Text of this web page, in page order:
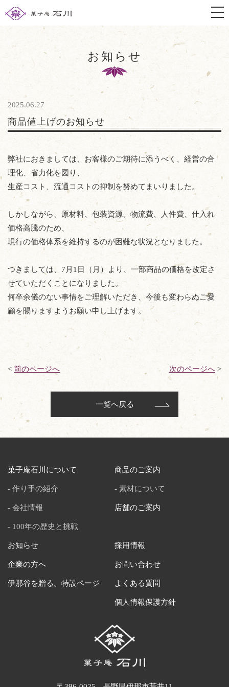
お知らせ
2025.06.27
商品値上げのお知らせ
弊社におきましては、お客様のご期待に添うべく、経営の合
理化、省力化を図り、
生産コスト、流通コストの抑制を努めてまいりました。
しかしながら、原材料、包装資源、物流費、人件費、仕入れ
価格高騰のため、
現行の価格体系を維持するのが困難な状況となりました。
つきましては、7月1日（月）より、一部商品の価格を改定さ
せていただくことになりました。
何卒余儀のない事情をご理解いただき、今後も変わらぬご愛
顧を賜りますようお願い申し上げます。
< 前のページへ 次のページへ >
一覧へ戻る
菓子庵石川について
作り手の紹介
会社情報
100年の歴史と挑戦
商品のご案内
素材について
店舗のご案内
お知らせ
企業の方へ
伊那谷を贈る。特設ページ
採用情報
お問い合わせ
よくある質問
個人情報保護方針